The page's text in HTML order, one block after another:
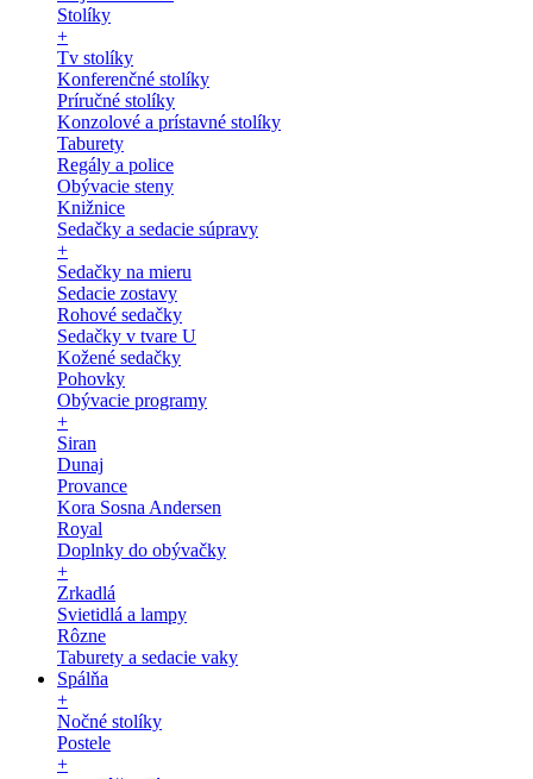
Stolíky
+
Tv stolíky
Konferenčné stolíky
Príručné stolíky
Konzolové a prístavné stolíky
Taburety
Regály a police
Obývacie steny
Knižnice
Sedačky a sedacie súpravy
+
Sedačky na mieru
Sedacie zostavy
Rohové sedačky
Sedačky v tvare U
Kožené sedačky
Pohovky
Obývacie programy
+
Siran
Dunaj
Provance
Kora Sosna Andersen
Royal
Doplnky do obývačky
+
Zrkadlá
Svietidlá a lampy
Rôzne
Taburety a sedacie vaky
Spálňa
+
Nočné stolíky
Postele
+